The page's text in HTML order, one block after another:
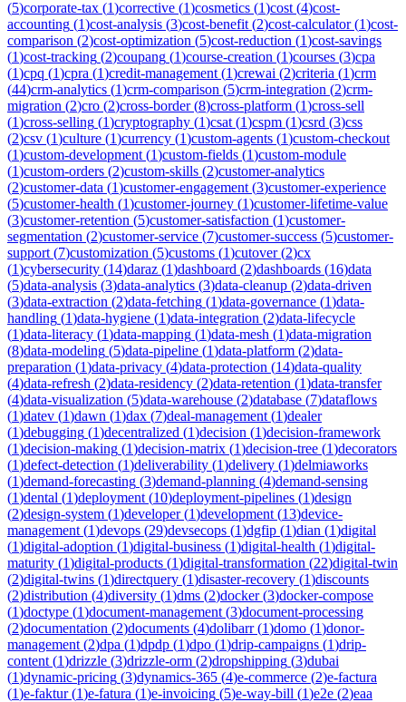
(5)corporate-tax (1)corrective (1)cosmetics (1)cost (4)cost-
accounting (1)cost-analysis (3)cost-benefit (2)cost-calculator(1)cost-
comparison (2)cost-optimization (5)cost-reduction (1)cost-savings
(1)cost-tracking (2)coupang (1)course-creation (1)courses (3)cpa
(1)cpq (1)cpra (1)credit-management (1)crewai (2)criteria (1)crm
(44)crm-analytics (1)crm-comparison (5)crm-integration (2)crm-
migration (2)cro (2)cross-border(8)cross-platform (1)cross-sell
(1)cross-selling (1)cryptography (1)csat (1)cspm (1)csrd (3)css
(2)csv (1)culture (1)currency (1)custom-agents (1)custom-checkout
(1)custom-development (1)custom-fields (1)custom-module
(1)custom-orders (2)custom-skills (2)customer-analytics
(2)customer-data (1)customer-engagement (3)customer-experience
(5)customer-health (1)customer-journey (1)customer-lifetime-value
(3)customer-retention (5)customer-satisfaction (1)customer-
segmentation (2)customer-service (7)customer-success (5)customer-
support (7)customization (5)customs (1)cutover(2)cx
(1)cybersecurity (14)daraz (1)dashboard (2)dashboards (16)data
(5)data-analysis (3)data-analytics (3)data-cleanup (2)data-driven
(3)data-extraction (2)data-fetching (1)data-governance (1)data-
handling (1)data-hygiene (1)data-integration (2)data-lifecycle
(1)data-literacy (1)data-mapping (1)data-mesh (1)data-migration
(8)data-modeling (5)data-pipeline (1)data-platform (2)data-
preparation (1)data-privacy (4)data-protection (14)data-quality
(4)data-refresh (2)data-residency (2)data-retention (1)data-transfer
(4)data-visualization (5)data-warehouse (2)database (7)dataflows
(1)datev (1)dawn (1)dax (7)deal-management (1)dealer
(1)debugging (1)decentralized (1)decision (1)decision-framework
(1)decision-making (1)decision-matrix (1)decision-tree (1)decorators
(1)defect-detection (1)deliverability (1)delivery (1)delmiaworks
(1)demand-forecasting (3)demand-planning (4)demand-sensing
(1)dental (1)deployment (10)deployment-pipelines (1)design
(2)design-system (1)developer(1)development (13)device-
management (1)devops (29)devsecops (1)dgfip (1)dian (1)digital
(1)digital-adoption (1)digital-business (1)digital-health (1)digital-
maturity (1)digital-products (1)digital-transformation (22)digital-twin
(2)digital-twins (1)directquery (1)disaster-recovery (1)discounts
(2)distribution (4)diversity (1)dms (2)docker(3)docker-compose
(1)doctype (1)document-management (3)document-processing
(2)documentation (2)documents (4)dolibarr(1)domo (1)donor-
management (2)dpa (1)dpdp (1)dpo (1)drip-campaigns (1)drip-
content (1)drizzle (3)drizzle-orm (2)dropshipping (3)dubai
(1)dynamic-pricing (3)dynamics-365 (4)e-commerce (2)e-factura
(1)e-faktur(1)e-fatura (1)e-invoicing (5)e-way-bill (1)e2e (2)eaa